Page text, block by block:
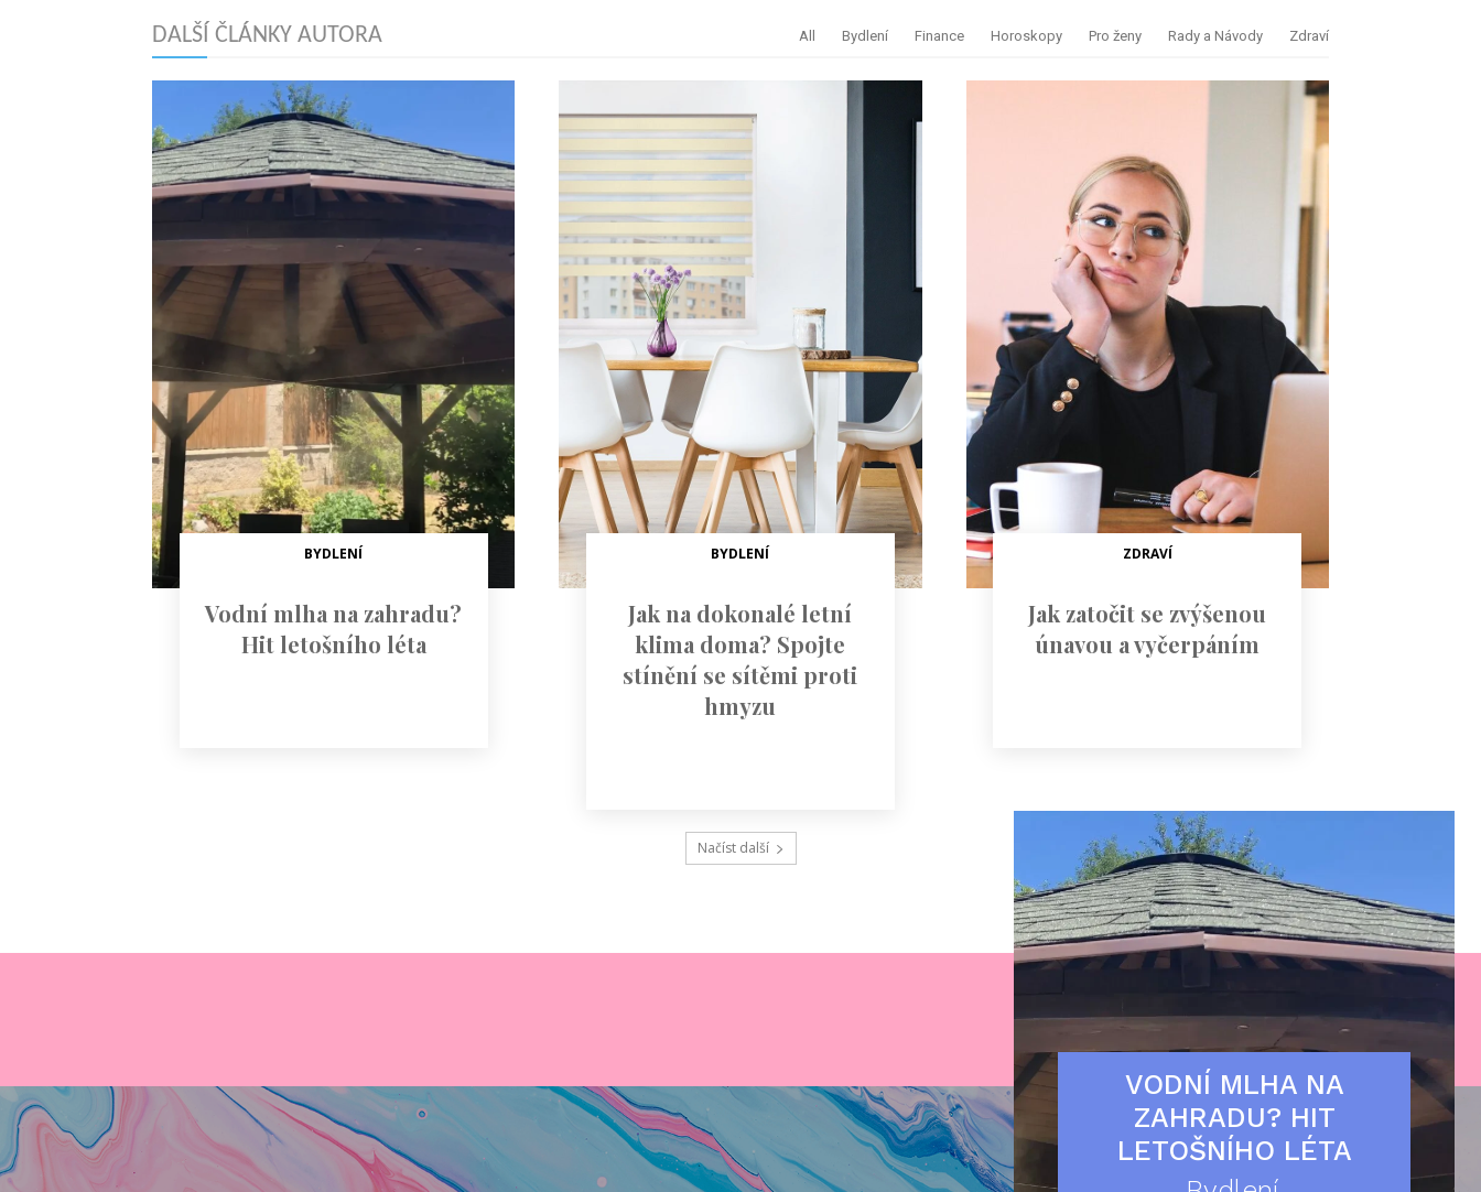
DALŠÍ ČLÁNKY AUTORA All Bydlení Finance Horoskopy Pro ženy Rady a Návody Zdraví
BYDLENÍ
Vodní mlha na zahradu?
Hit letošního léta
BYDLENÍ
Jak na dokonalé letní
klima doma? Spojte
stínění se sítěmi proti
hmyzu
ZDRAVÍ
Jak zatočit se zvýšenou
únavou a vyčerpáním
Načíst další
VODNÍ MLHA NA
ZAHRADU? HIT
LETOŠNÍHO LÉTA